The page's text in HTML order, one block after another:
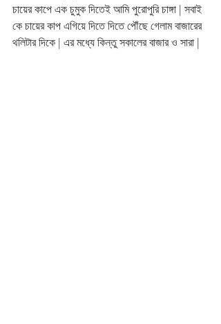
চায়ের কাপে এক চুমুক দিতেই আমি পুরোপুরি চাঙ্গা | সবাই
কে চায়ের কাপ এগিয়ে দিতে দিতে পৌঁছে গেলাম বাজারের
থলিটার দিকে | এর মধ্যে কিন্তু সকালের বাজার ও সারা |